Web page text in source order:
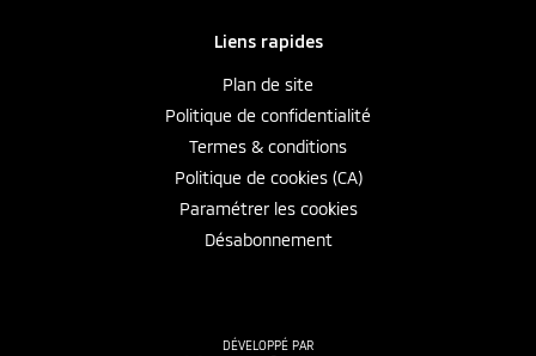
Liens rapides
Plan de site
Politique de confidentialité
Termes & conditions
Politique de cookies (CA)
Paramétrer les cookies
Désabonnement
DÉVELOPPÉ PAR